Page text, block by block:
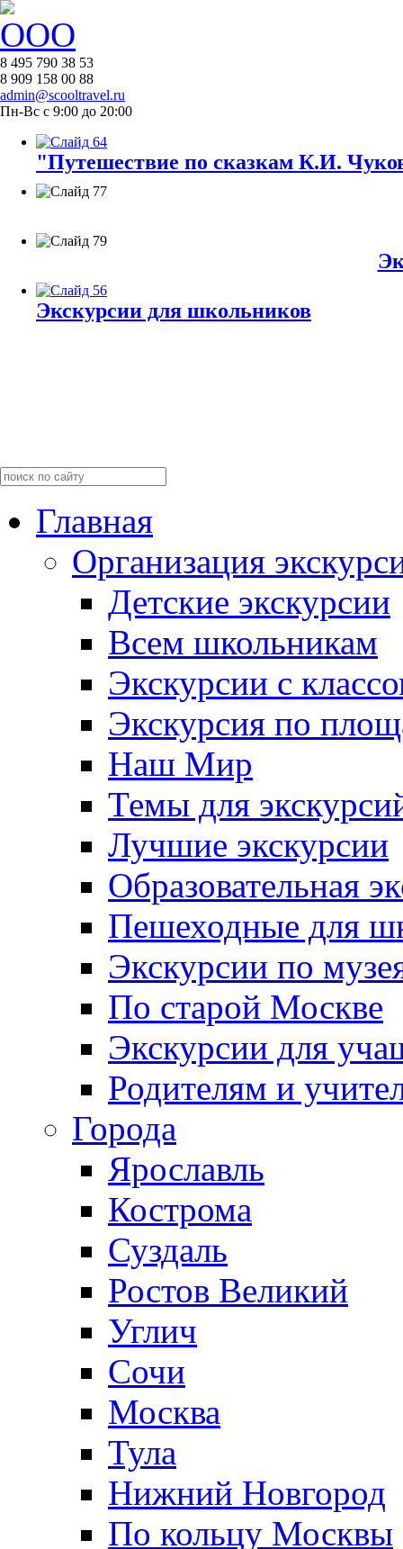
8 495 790 38 53
8 909 158 00 88
admin@scooltravel.ru
Пн-Вс с 9:00 до 20:00
"Путешествие по сказкам К.И.
Экскурсии для школьников
Главная
Организация
Детские экскурсии
Всем школьникам
Экскурсии c
Экскурсия по
Наш Мир
Темы для
Лучшие экскурсии
Образовательная
Пешеходные для
Экскурсии по
По старой Москве
Экскурсии для
Родителям и
Города
Ярославль
Кострома
Суздаль
Ростов Великий
Углич
Сочи
Москва
Тула
Нижний Новгород
По кольцу Москвы